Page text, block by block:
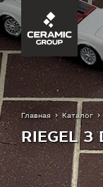
Главная Каталог
RIEGEL 3